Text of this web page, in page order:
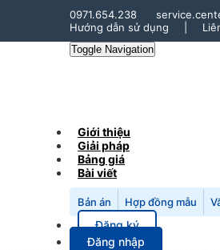
0971.654.238
Hướng dẫn sử dụng
Toggle Navigation
Giới thiệu
Giải pháp
Bảng giá
Bài viết
Bản án Hợp đồng mẫu
Đăng ký
Đăng nhập